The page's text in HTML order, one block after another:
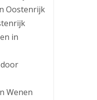
Oostenrijk
in
Wenen